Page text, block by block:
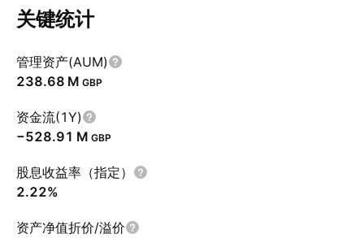
关键统计
管理资产(AUM)
‪238.68 M‬ GBP
资金流(1Y)
‪−528.91 M‬ GBP
股息收益率（指定）
2.22%
资产净值折价/溢价